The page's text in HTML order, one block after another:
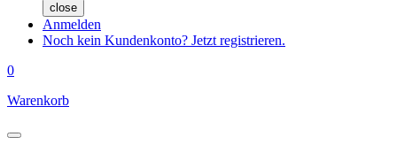
close
Anmelden
Noch kein Kundenkonto? Jetzt registrieren.
0
Warenkorb